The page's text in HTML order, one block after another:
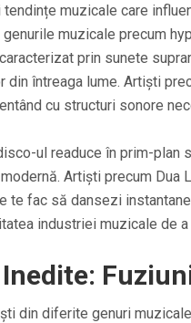
tendințe muzicale care
muzicale precum
prin sunete
din întreaga lume. Artiști
cu structuri sonore
ul readuce în prim-plan
Artiști precum
te fac să dansezi
industriei muzicale de
din diferite genuri